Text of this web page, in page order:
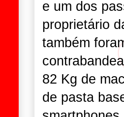
e um dos
proprietário
também
82 Kg de
de pasta